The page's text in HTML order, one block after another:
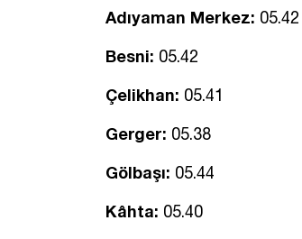
Adıyaman Merkez: 05.42
Besni: 05.42
Çelikhan: 05.41
Gerger: 05.38
Gölbaşı: 05.44
Kâhta: 05.40